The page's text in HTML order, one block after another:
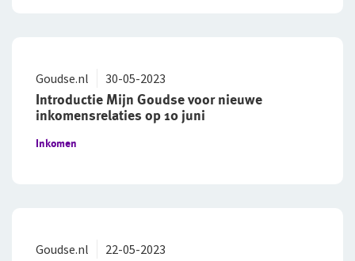
Introductie Mijn Goudse voor nieuwe
inkomensrelaties op 10 juni
Goudse.nl 30-05-2023
Inkomen
Goudse.nl 22-05-2023